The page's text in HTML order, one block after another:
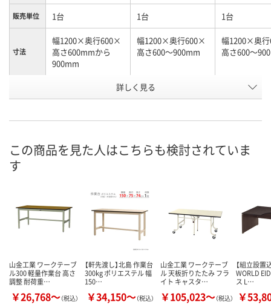
販売単位 1台 1台 1台
寸法
幅1200×奥行600×
高さ600mmから
900mm
幅1200×奥行600×
高さ600～900mm
幅1200×奥
高さ600～
U322417 U322415
8月25日（火）まで
カゴへ
詳しく見る
この商品を見た人はこちらも検討されていま
す
山金工業 ワークテーブ
ル300 軽量作業台 高さ
調整 耐荷重…
￥26,768～（税込）
【軒先渡し】北島 作業台
300kg ポリエステル 幅
150…
￥34,150～（税込）
山金工業 ワークテーブ
ル 天板折りたたみ フラ
イト キャスタ…
￥105,023～（税込）
【組立設置
WORLD
ス L…
￥